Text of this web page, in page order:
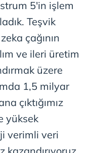
5'in işlem
Teşvik
çağının
ve ileri üretim
üzere
1,5 milyar
çıktığımız
yüksek
verimli veri